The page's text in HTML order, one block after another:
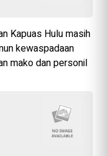
Kapuas Hulu masih
kewaspadaan
mako dan personil